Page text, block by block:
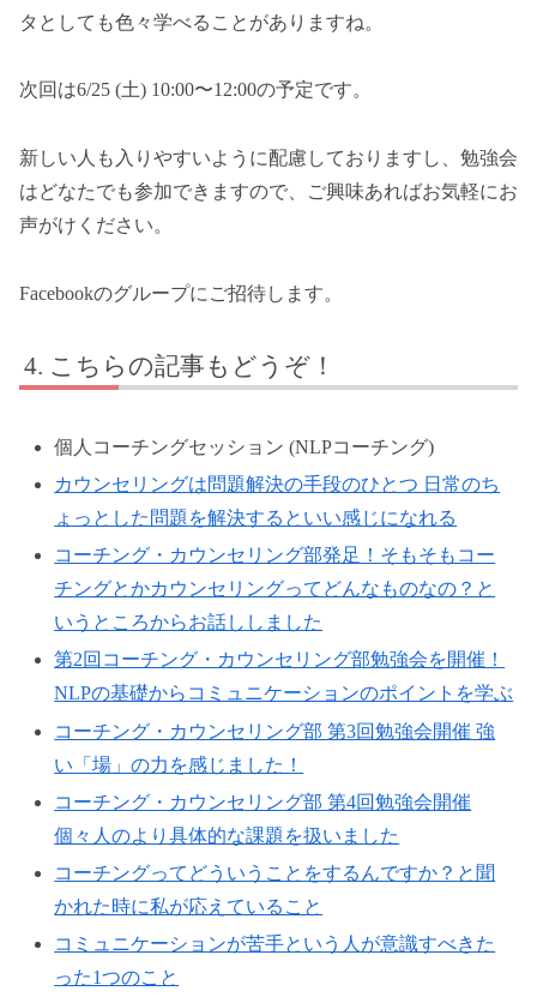
タとしても色々学べることがありますね。
次回は6/25 (土) 10:00〜12:00の予定です。
新しい人も入りやすいように配慮しておりますし、勉強会
はどなたでも参加できますので、ご興味あればお気軽にお
声がけください。
Facebookのグループにご招待します。
こちらの記事もどうぞ！
個人コーチングセッション (NLPコーチング)
カウンセリングは問題解決の手段のひとつ 日常のち
ょっとした問題を解決するといい感じになれる
コーチング・カウンセリング部発足！そもそもコー
チングとかカウンセリングってどんなものなの？と
いうところからお話ししました
第2回コーチング・カウンセリング部勉強会を開催！
NLPの基礎からコミュニケーションのポイントを学ぶ
コーチング・カウンセリング部 第3回勉強会開催 強
い「場」の力を感じました！
コーチング・カウンセリング部 第4回勉強会開催
個々人のより具体的な課題を扱いました
コーチングってどういうことをするんですか？と聞
かれた時に私が応えていること
コミュニケーションが苦手という人が意識すべきた
った1つのこと